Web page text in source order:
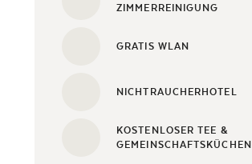
ZIMMERREINIGUNG
GRATIS WLAN
NICHTRAUCHERHOTEL
KOSTENLOSER TEE &
GEMEINSCHAFTSKÜCHEN